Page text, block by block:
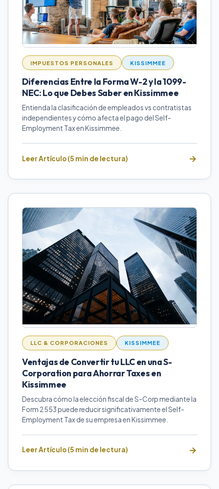
IMPUESTOS PERSONALES KISSIMMEE
Diferencias Entre la Forma W-2 y la 1099-
NEC: Lo que Debes Saber en Kissimmee
Entienda la clasificación de empleados vs contratistas
independientes y cómo afecta el pago del Self-
Employment Tax en Kissimmee.
Leer Artículo (5 min de lectura)
LLC & CORPORACIONES KISSIMMEE
Ventajas de Convertir tu LLC en una S-
Corporation para Ahorrar Taxes en
Kissimmee
Descubra cómo la elección fiscal de S-Corp mediante la
Form 2553 puede reducir significativamente el Self-
Employment Tax de su empresa en Kissimmee.
Leer Artículo (5 min de lectura)